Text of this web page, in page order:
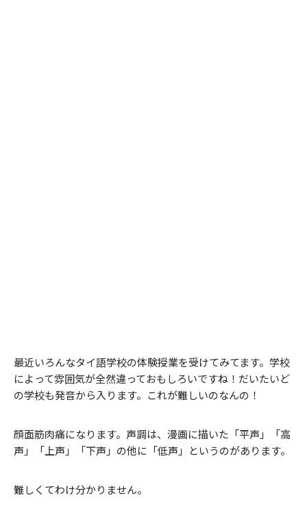
最近いろんなタイ語学校の体験授業を受けてみてます。学校
によって雰囲気が全然違っておもしろいですね！だいたいど
の学校も発音から入ります。これが難しいのなんの！
顔面筋肉痛になります。声調は、漫画に描いた「平声」「高
声」「上声」「下声」の他に「低声」というのがあります。
難しくてわけ分かりません。